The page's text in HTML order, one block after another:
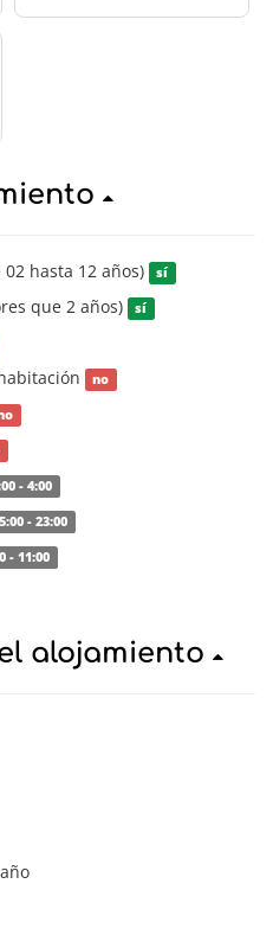
hasta 12 años) sí
que 2 años) sí
no
- 4:00
- 23:00
- 11:00
alojamiento